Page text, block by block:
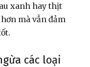
xanh hay thịt
mà vẫn đảm
các loại